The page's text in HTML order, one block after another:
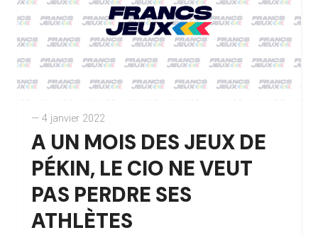
— 4 janvier 2022
A UN MOIS DES JEUX DE
PÉKIN, LE CIO NE VEUT
PAS PERDRE SES
ATHLÈTES